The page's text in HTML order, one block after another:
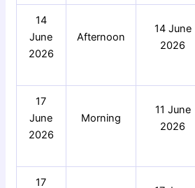
14
June
2026
Afternoon
14 June
2026
17
June
2026
Morning
11 June
2026
17